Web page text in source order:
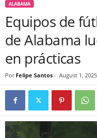
ALABAMA
Equipos de
de Alabama
en prácticas
Por Felipe Santos - August 1, 2025